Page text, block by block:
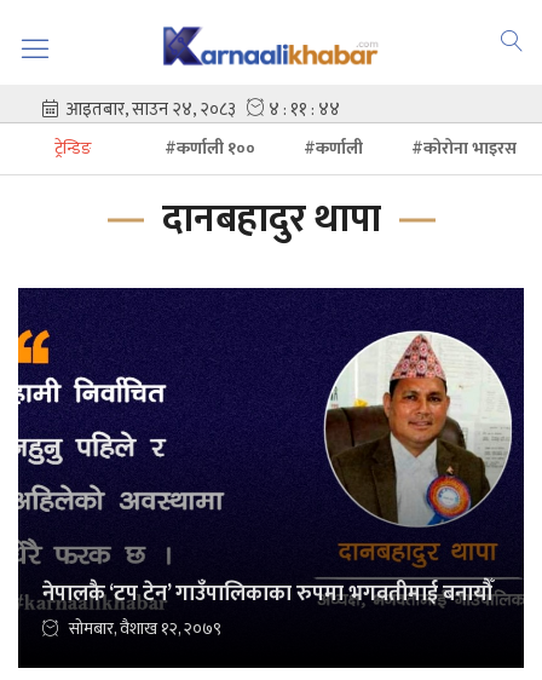
ट्रेन्डिङ #कर्णाली १०० #कर्णाली #कोरोना भाइरस
दानबहादुर थापा
नेपालकै ‘टप टेन’ गाउँपालिकाका रुपमा भगवतीमाई बनायौँ
सोमबार, वैशाख १२, २०७९